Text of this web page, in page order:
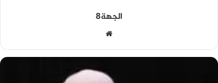
الجهة8